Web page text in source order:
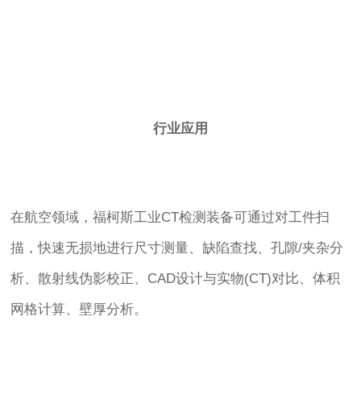
行业应用
在航空领域，福柯斯工业CT检测装备可通过对工件扫
描，快速无损地进行尺寸测量、缺陷查找、孔隙/夹杂分
析、散射线伪影校正、CAD设计与实物(CT)对比、体积
网格计算、壁厚分析。